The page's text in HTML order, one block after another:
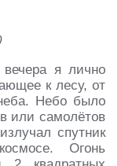
я лично
к лесу, от
Небо было
или самолётов
спутник
Огонь